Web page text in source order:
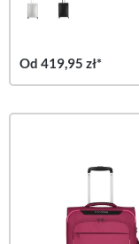
Od 419,95 zł*